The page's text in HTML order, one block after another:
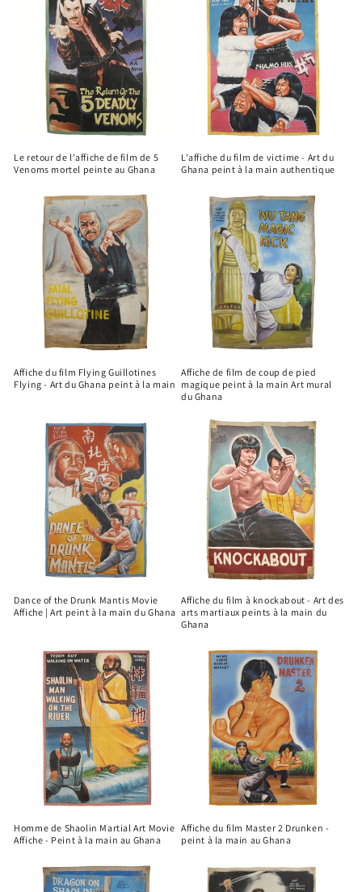
Le retour de l'affiche de film de 5
Venoms mortel peinte au Ghana
L'affiche du film de victime - Art du
Ghana peint à la main authentique
Affiche du film Flying Guillotines
Flying - Art du Ghana peint à la main
Affiche de film de coup de pied
magique peint à la main Art mural
du Ghana
Dance of the Drunk Mantis Movie
Affiche | Art peint à la main du Ghana
Affiche du film à knockabout - Art des
arts martiaux peints à la main du
Ghana
Homme de Shaolin Martial Art Movie
Affiche - Peint à la main au Ghana
Affiche du film Master 2 Drunken -
peint à la main au Ghana